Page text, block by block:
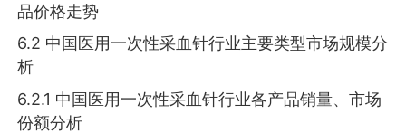
品价格走势
6.2 中国医用一次性采血针行业主要类型市场规模分
析
6.2.1 中国医用一次性采血针行业各产品销量、市场
份额分析